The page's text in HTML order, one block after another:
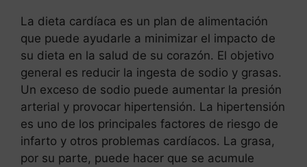
La dieta cardíaca es un plan de alimentación
que puede ayudarle a minimizar el impacto de
su dieta en la salud de su corazón. El objetivo
general es reducir la ingesta de sodio y grasas.
Un exceso de sodio puede aumentar la presión
arterial y provocar hipertensión. La hipertensión
es uno de los principales factores de riesgo de
infarto y otros problemas cardíacos. La grasa,
por su parte, puede hacer que se acumule